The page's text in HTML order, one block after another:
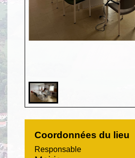
Coordonnées du lieu
Responsable